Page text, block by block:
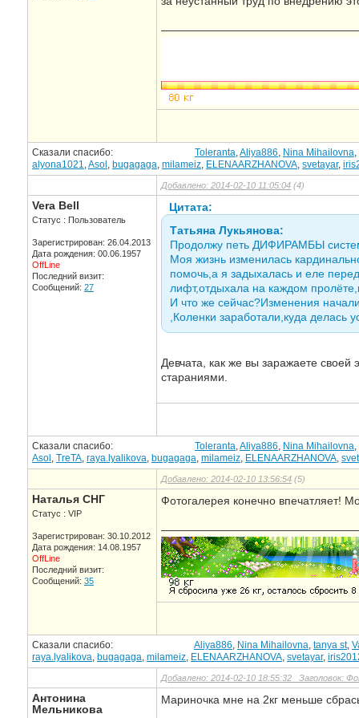
Сказали спасибо: Toleranta,Aliya886, Nina Mihailovna,
alyona1021,Asol , bugagaga, milameiz, ELENAARZHANOVA, svetayar,
Добавлено: 2014-02-10 11:05:04 (4)
Vera Bell
Статус : Пользователь
Зарегистрирован: 26.04.2013
Дата рождения: 00.06.1957
OffLine
Последний визит:
Сообщений: 27
Цитата:
Татьяна Лукьянова:
Продолжу петь ДИФИРАМБЫ
Моя жизнь изменилась
помочь,а я задыхалась и еле
лифт,отдыхала на каждом
И что же сейчас?Изменения
,Коленки заработали,куда делась
Девчата, как же вы заражаете
стараниями.
Сказали спасибо: Toleranta,Aliya886, Nina Mihailovna,
Asol , TreTA, raya.lyalikova, bugagaga, milameiz, ELENAARZHANOVA,
Добавлено: 2014-02-10 13:56:54 (5)
Наталья СНГ
Статус : VIP
Зарегистрирован: 30.10.2012
Дата рождения: 14.08.1957
OffLine
Последний визит:
Сообщений: 35
Фотогалерея конечно впечатляет!
Сказали спасибо: Aliya886, Nina Mihailovna, tanya st,
raya.lyalikova, bugagaga, milameiz, ELENAARZHANOVA, svetayar,
Добавлено: 2014-02-10 18:55:32 Заголовок:
Антонина
Мельникова
Мариночка мне на 2кг меньше